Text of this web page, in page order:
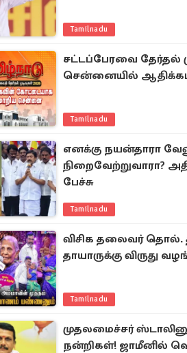
Tamilnadu
சட்டப்பேரவை தேர்தல்
சென்னையில்
Tamilnadu
எனக்கு நயன்தாரா
நிறைவேற்றுவாரா?
பேச்சு
Tamilnadu
விசிக தலைவர் தொல்.
தாயாருக்கு விருது
Tamilnadu
முதலமைச்சர்
நன்றிகள்! ஜாமீனில்